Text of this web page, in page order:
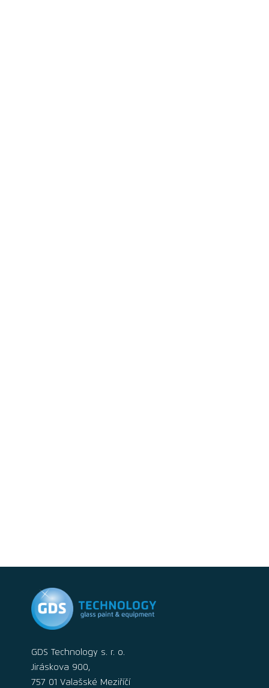
GDS Technology s. r. o.
Jiráskova 900,
757 01 Valašské Meziříčí